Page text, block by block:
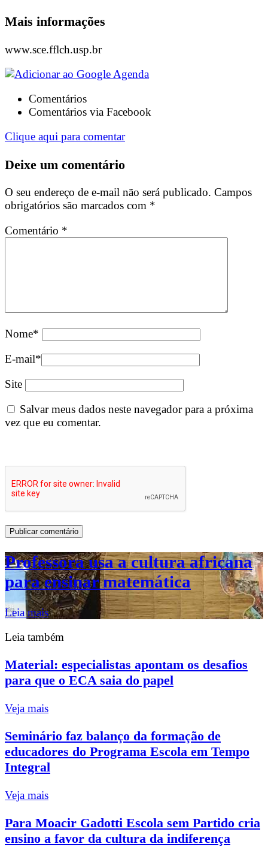
Mais informações
www.sce.fflch.usp.br
Comentários
Comentários via Facebook
Clique aqui para comentar
Deixe um comentário
O seu endereço de e-mail não será publicado. Campos
obrigatórios são marcados com *
Comentário *
Nome*
E-mail*
Site
Salvar meus dados neste navegador para a próxima
vez que eu comentar.
Professora usa a cultura africana
para ensinar matemática
Leia mais
Leia também
Material: especialistas apontam os desafios
para que o ECA saia do papel
Veja mais
Seminário faz balanço da formação de
educadores do Programa Escola em Tempo
Integral
Veja mais
Para Moacir Gadotti Escola sem Partido cria
ensino a favor da cultura da indiferença